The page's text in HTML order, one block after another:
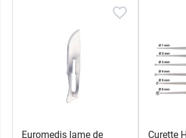
Euromedis lame de Curette